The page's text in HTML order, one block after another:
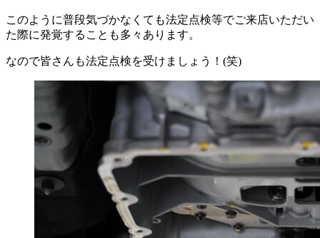
このように普段気づかなくても法定点検等でご来店いただい
た際に発覚することも多々あります。
なので皆さんも法定点検を受けましょう！(笑)